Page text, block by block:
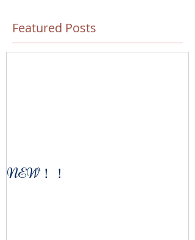
Featured Posts
NEW！！